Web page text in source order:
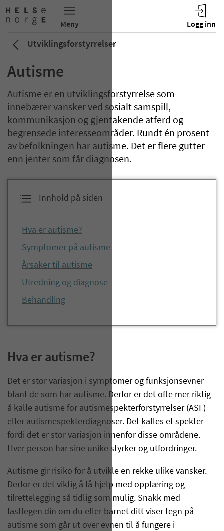
Utviklingsforstyrrelser
Autisme
Autisme er en utviklingsforstyrrelse som
innebærer vansker ved sosialt samspill,
kommunikasjon og gjentakende atferd og
begrensede interesseområder. Rundt én prosent
av befolkningen har autisme. Det er flere gutter
enn jenter som får diagnosen.
Innhold på siden
Hva er autisme?
Symptomer på autisme
Årsaker til autisme
Utredning og diagnose
Behandling
Hva er autisme?
Det er stor variasjon i symptomer og funksjonsevner
blant de som har autisme. Derfor er det ofte mer riktig
å kalle autisme for autismespekterforstyrrelser (ASF)
eller autismespekterdiagnoser. Det kalles et spekter
fordi det er stor variasjon innenfor disse områdene.
Hver person har sine unike styrker og utfordringer.
Autisme gir risiko for å utvikle en rekke ulike vansker.
Derfor er det viktig å få hjelp med opplæring og
tilrettelegging så tidlig som mulig. Snakk med
fastlegen din om du eller barnet ditt viser tegn på
autisme som går ut over evnen til å fungere i